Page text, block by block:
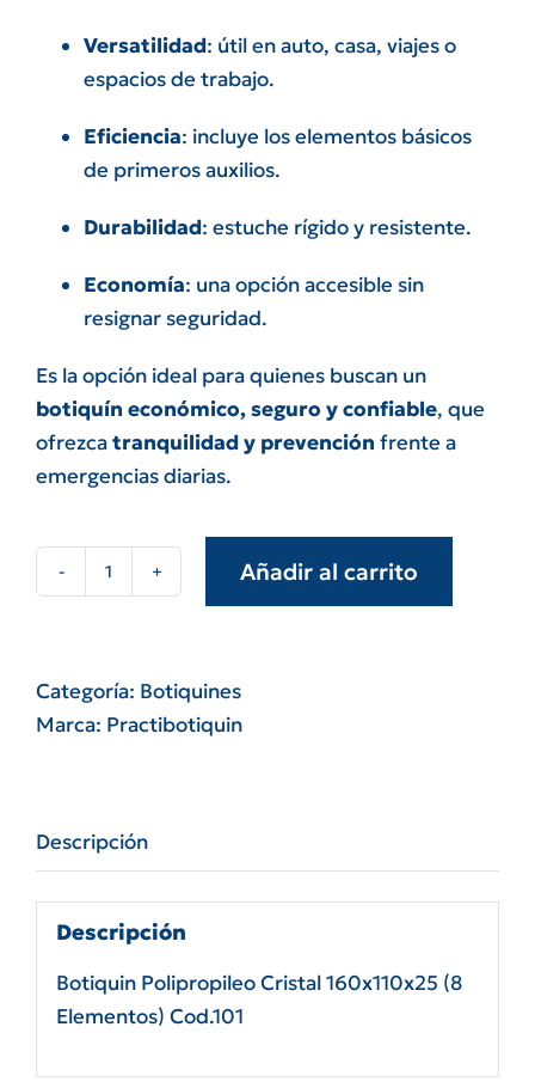
Versatilidad: útil en auto, casa, viajes o
espacios de trabajo.
Eficiencia: incluye los elementos básicos
de primeros auxilios.
Durabilidad: estuche rígido y resistente.
Economía: una opción accesible sin
resignar seguridad.
Es la opción ideal para quienes buscan un
botiquín económico, seguro y confiable, que
ofrezcatranquilidad y prevención frente a
emergencias diarias.
Botiquín
160x110x25
(8
Añadir al carrito
Categoría: Botiquines
Marca: Practibotiquin
Descripción
Descripción
Botiquin Polipropileo Cristal 160x110x25 (8
Elementos) Cod.101